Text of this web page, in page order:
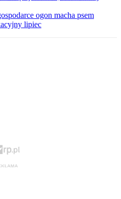
ogon macha psem
lipiec